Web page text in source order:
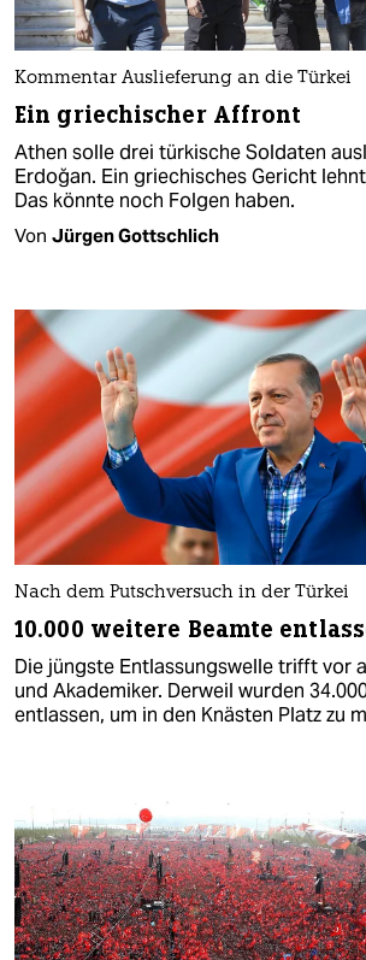
Kommentar Auslieferung an die Türkei
Ein griechischer Affront
Athen solle drei türkische Soldaten
Erdoğan. Ein griechisches Gericht
Das könnte noch Folgen haben.
Von Jürgen Gottschlich
Nach dem Putschversuch in der Türkei
10.000 weitere Beamte
Die jüngste Entlassungswelle trifft vor
und Akademiker. Derweil wurden
entlassen, um in den Knästen Platz zu